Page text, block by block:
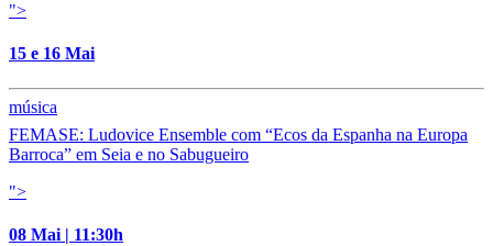
">
15 e 16 Mai
música
FEMASE: Ludovice Ensemble com “Ecos da Espanha na Europa
Barroca” em Seia e no Sabugueiro
">
08 Mai | 11:30h